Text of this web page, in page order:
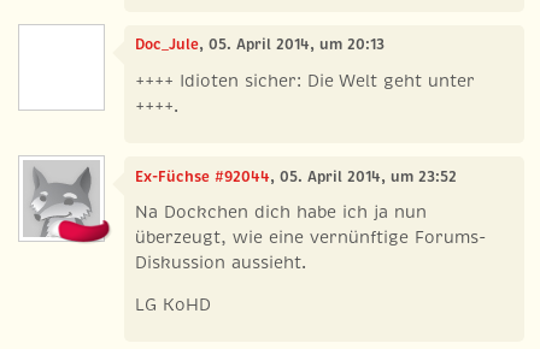
Doc_Jule, 05. April 2014, um 20:13
++++ Idioten sicher: Die Welt geht unter
++++.
Ex-Füchse #92044, 05. April 2014, um 23:52
Na Dockchen dich habe ich ja nun
überzeugt, wie eine vernünftige Forums-
Diskussion aussieht.
LG KoHD